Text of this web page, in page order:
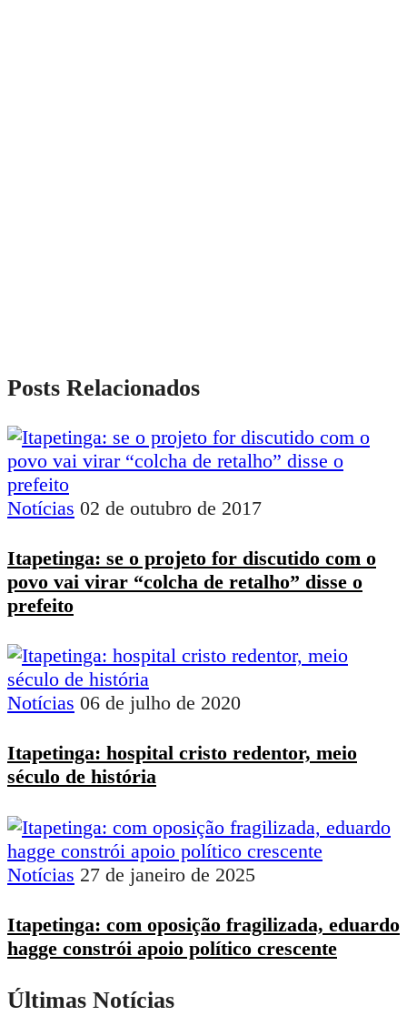
Posts Relacionados
Notícias 02 de outubro de 2017
Itapetinga: se o projeto for discutido com o
povo vai virar “colcha de retalho” disse o
prefeito
Notícias 06 de julho de 2020
Itapetinga: hospital cristo redentor, meio
século de história
Notícias 27 de janeiro de 2025
Itapetinga: com oposição fragilizada, eduardo
hagge constrói apoio político crescente
Últimas Notícias